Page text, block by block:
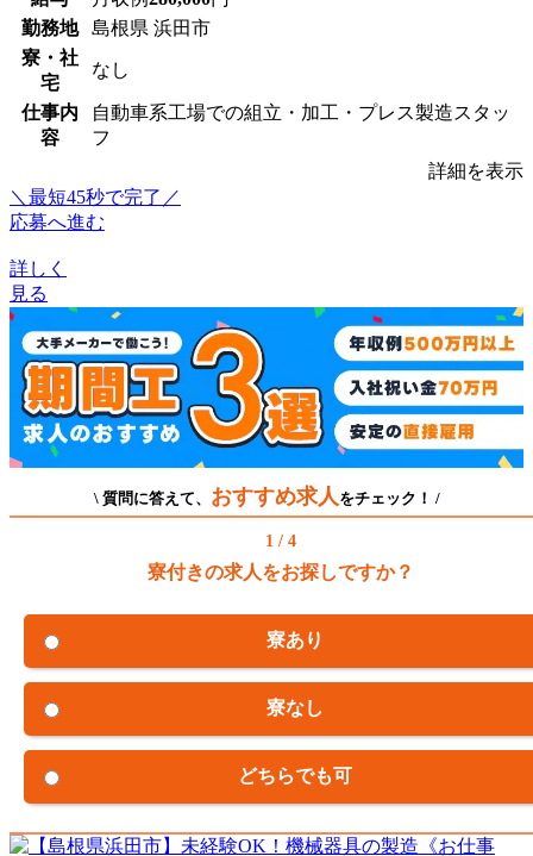
勤務地
島根県 浜田市
寮・社
宅
なし
仕事内
容
自動車系工場での組立・加工・プレス製造スタッ
フ
詳細を表示
＼最短45秒で完了／
応募へ進む
詳しく
見る
\ 質問に答えて、 おすすめ求人 をチェック！ /
1 / 4
寮付きの求人をお探しですか？
寮あり
寮なし
どちらでも可